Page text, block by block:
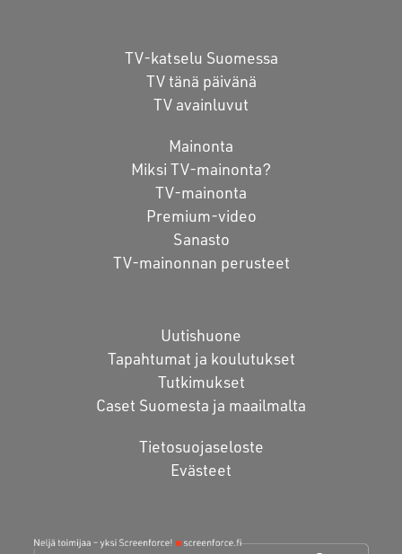
TV-katselu Suomessa
TV tänä päivänä
TV avainluvut
Mainonta
Miksi TV-mainonta?
TV-mainonta
Premium-video
Sanasto
TV-mainonnan perusteet
Uutishuone
Tapahtumat ja koulutukset
Tutkimukset
Caset Suomesta ja maailmalta
Tietosuojaseloste
Evästeet